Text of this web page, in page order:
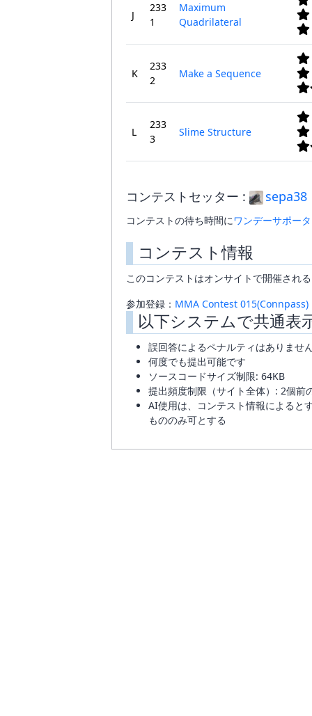
J
233
1
Maximum
Quadrilateral
K
233
2
Make a Sequence
L
233
3
Slime Structure
コンテストセッター : sepa38
コンテストの待ち時間にワンデーサポー
コンテスト情報
このコンテストはオンサイトで開催され
参加登録： MMA Contest 015(Connpass)
以下システムで共通表
誤回答によるペナルティはありませ
何度でも提出可能です
ソースコードサイズ制限: 64KB
提出頻度制限（サイト全体）: 2個前
AI使用は、コンテスト情報による
もののみ可とする